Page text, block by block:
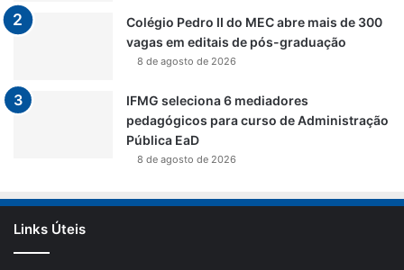
Colégio Pedro II do MEC abre mais de 300
vagas em editais de pós-graduação
8 de agosto de 2026
IFMG seleciona 6 mediadores
pedagógicos para curso de Administração
Pública EaD
8 de agosto de 2026
Links Úteis